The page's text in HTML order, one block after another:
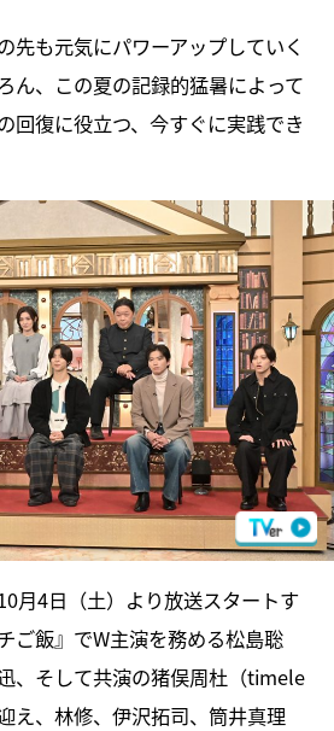
先も元気にパワーアップしていく
ん、この夏の記録的猛暑によって
回復に役立つ、今すぐに実践でき
月4日（土）より放送スタートす
ご飯』でW主演を務める松島聡
、そして共演の猪俣周杜（timele
え、林修、伊沢拓司、筒井真理